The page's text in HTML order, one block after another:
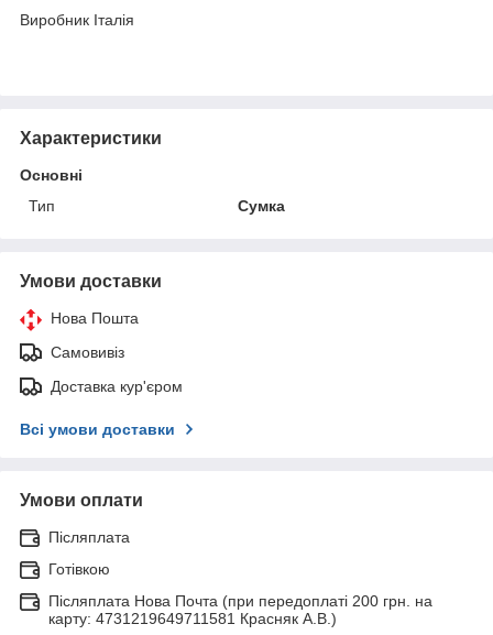
Виробник Італія
Характеристики
Основні
Тип
Сумка
Умови доставки
Нова Пошта
Самовивіз
Доставка кур'єром
Всі умови доставки
Умови оплати
Післяплата
Готівкою
Післяплата Нова Почта (при передоплаті 200 грн. на
карту: 4731219649711581 Красняк А.В.)